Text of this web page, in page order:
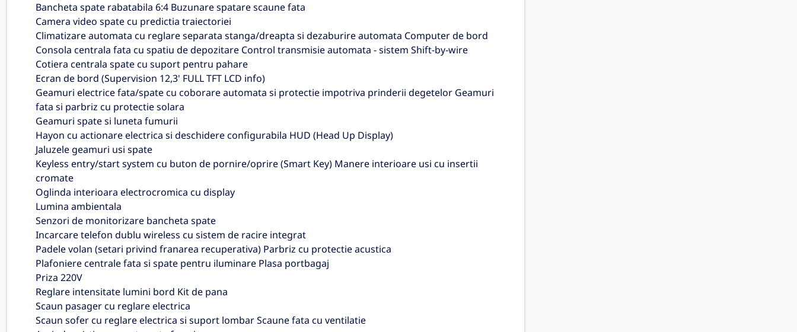
Bancheta spate rabatabila 6:4 Buzunare spatare scaune fata
Camera video spate cu predictia traiectoriei
Climatizare automata cu reglare separata stanga/dreapta si dezaburire automata Computer de bord
Consola centrala fata cu spatiu de depozitare Control transmisie automata - sistem Shift-by-wire
Cotiera centrala spate cu suport pentru pahare
Ecran de bord (Supervision 12,3' FULL TFT LCD info)
Geamuri electrice fata/spate cu coborare automata si protectie impotriva prinderii degetelor Geamuri
fata si parbriz cu protectie solara
Geamuri spate si luneta fumurii
Hayon cu actionare electrica si deschidere configurabila HUD (Head Up Display)
Jaluzele geamuri usi spate
Keyless entry/start system cu buton de pornire/oprire (Smart Key) Manere interioare usi cu insertii
cromate
Oglinda interioara electrocromica cu display
Lumina ambientala
Senzori de monitorizare bancheta spate
Incarcare telefon dublu wireless cu sistem de racire integrat
Padele volan (setari privind franarea recuperativa) Parbriz cu protectie acustica
Plafoniere centrale fata si spate pentru iluminare Plasa portbagaj
Priza 220V
Reglare intensitate lumini bord Kit de pana
Scaun pasager cu reglare electrica
Scaun sofer cu reglare electrica si suport lombar Scaune fata cu ventilatie